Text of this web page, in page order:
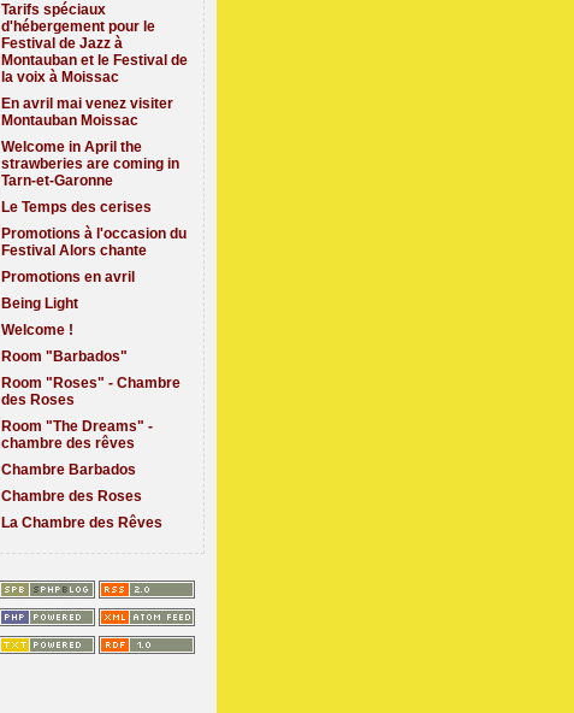
Tarifs spéciaux
d'hébergement pour le
Festival de Jazz à
Montauban et le Festival de
la voix à Moissac
En avril mai venez visiter
Montauban Moissac
Welcome in April the
strawberies are coming in
Tarn-et-Garonne
Le Temps des cerises
Promotions à l'occasion du
Festival Alors chante
Promotions en avril
Being Light
Welcome !
Room "Barbados"
Room "Roses" - Chambre
des Roses
Room "The Dreams" -
chambre des rêves
Chambre Barbados
Chambre des Roses
La Chambre des Rêves